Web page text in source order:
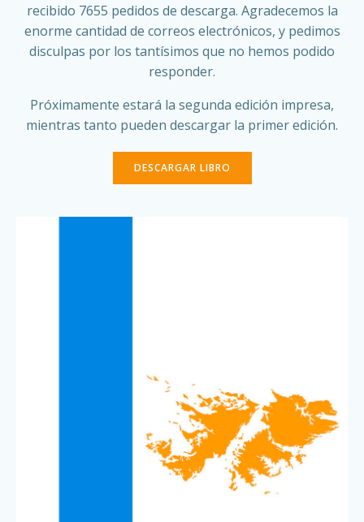
recibido 7655 pedidos de descarga. Agradecemos la
enorme cantidad de correos electrónicos, y pedimos
disculpas por los tantísimos que no hemos podido
responder.
Próximamente estará la segunda edición impresa,
mientras tanto pueden descargar la primer edición.
DESCARGAR LIBRO